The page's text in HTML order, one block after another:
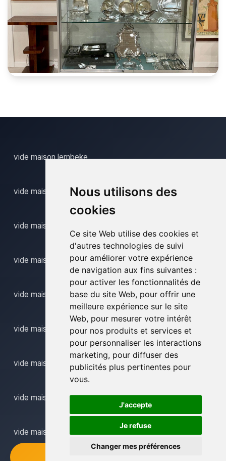
Nous utilisons des
cookies
Ce site Web utilise des cookies et
d'autres technologies de suivi
pour améliorer votre expérience
de navigation aux fins suivantes :
pour activer les fonctionnalités de
base du site Web, pour offrir une
meilleure expérience sur le site
Web, pour mesurer votre intérêt
pour nos produits et services et
pour personnaliser les interactions
marketing, pour diffuser des
publicités plus pertinentes pour
vous.
J'accepte
Je refuse
Changer mes préférences
vide maison lembeke
vide maison lieferinge
vide maison lochristi
vide maison lokeren
vide maison lovendegem
vide maison massemen
vide maison meerbeke
vide maison meldert
vide maison melle